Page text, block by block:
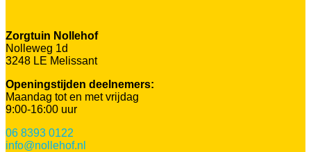
Zorgtuin Nollehof
Nolleweg 1d
3248 LE Melissant
Openingstijden deelnemers:
Maandag tot en met vrijdag
9:00-16:00 uur
06 8393 0122
info@nollehof.nl